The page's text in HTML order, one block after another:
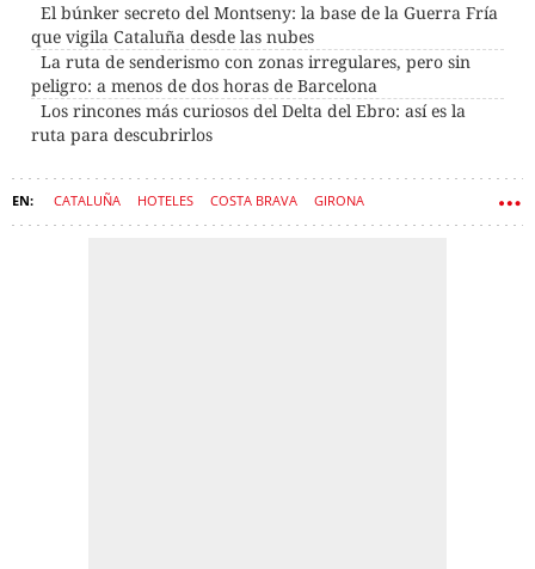
El búnker secreto del Montseny: la base de la Guerra Fría
que vigila Cataluña desde las nubes
La ruta de senderismo con zonas irregulares, pero sin
peligro: a menos de dos horas de Barcelona
Los rincones más curiosos del Delta del Ebro: así es la
ruta para descubrirlos
CATALUÑA HOTELES COSTA BRAVA GIRONA